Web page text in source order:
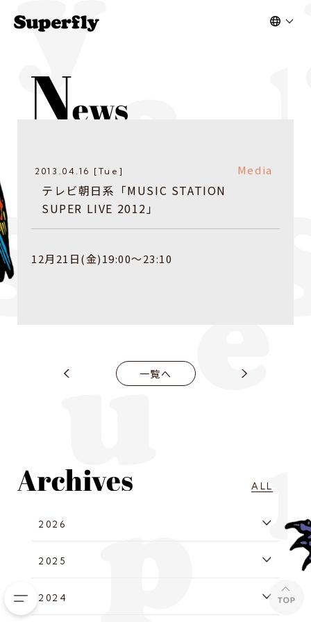
2013.04.16 [Tue] Media
テレビ朝日系「MUSIC STATION
SUPER LIVE 2012」
12月21日(金)19:00～23:10
一覧へ
ALL
2026
2025
2024